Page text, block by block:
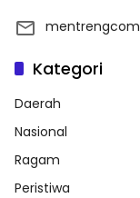
Kategori
Daerah
Nasional
Ragam
Peristiwa